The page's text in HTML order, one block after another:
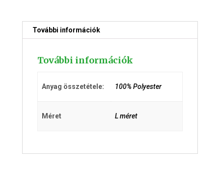
mennyiség
További információk
További információk
Anyag összetétele: 100% Polyester
Méret L méret